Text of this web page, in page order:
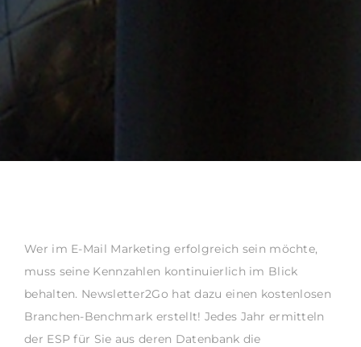
Wer im E-Mail Marketing erfolgreich sein möchte,
muss seine Kennzahlen kontinuierlich im Blick
behalten. Newsletter2Go hat dazu einen kostenlosen
Branchen-Benchmark erstellt! Jedes Jahr ermitteln
der ESP für Sie aus deren Datenbank die